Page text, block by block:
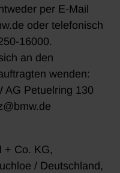
per E-Mail
oder telefonisch
16000.
an den
wenden:
AG Petuelring 130
+ Co. KG,
/ Deutschland,